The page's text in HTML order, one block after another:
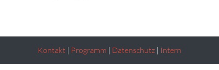
Kontakt | Programm | Datenschutz | Intern